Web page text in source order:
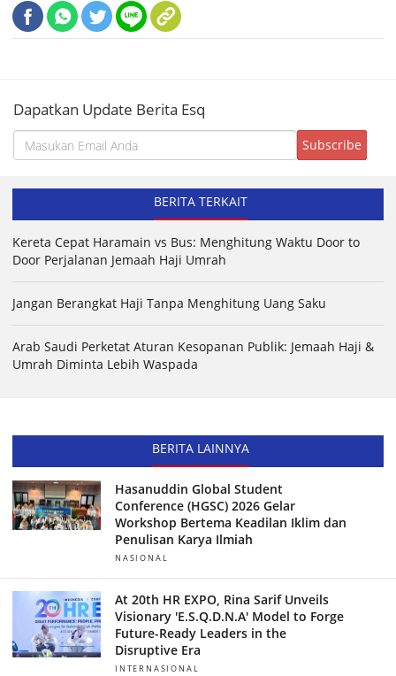
Dapatkan Update Berita Esq
BERITA TERKAIT
Kereta Cepat Haramain vs Bus: Menghitung Waktu Door to
Door Perjalanan Jemaah Haji Umrah
Jangan Berangkat Haji Tanpa Menghitung Uang Saku
Arab Saudi Perketat Aturan Kesopanan Publik: Jemaah Haji &
Umrah Diminta Lebih Waspada
BERITA LAINNYA
Hasanuddin Global Student
Conference (HGSC) 2026 Gelar
Workshop Bertema Keadilan Iklim dan
Penulisan Karya Ilmiah
NASIONAL
At 20th HR EXPO, Rina Sarif Unveils
Visionary 'E.S.Q.D.N.A' Model to Forge
Future-Ready Leaders in the
Disruptive Era
INTERNASIONAL